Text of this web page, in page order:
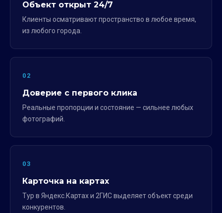
Объект открыт 24/7
Клиенты осматривают пространство в любое время,
из любого города.
02
Доверие с первого клика
Реальные пропорции и состояние — сильнее любых
фотографий.
03
Карточка на картах
Тур в Яндекс.Картах и 2ГИС выделяет объект среди
конкурентов.